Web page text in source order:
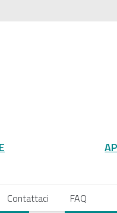
Contattaci FAQ